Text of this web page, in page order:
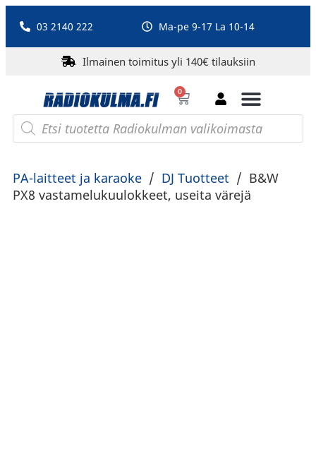
03 2140 222 Ma-pe 9-17 La 10-14
Ilmainen toimitus yli 140€ tilauksiin
0
PA-laitteet ja karaoke / DJ Tuotteet / B&W
PX8 vastamelukuulokkeet, useita värejä